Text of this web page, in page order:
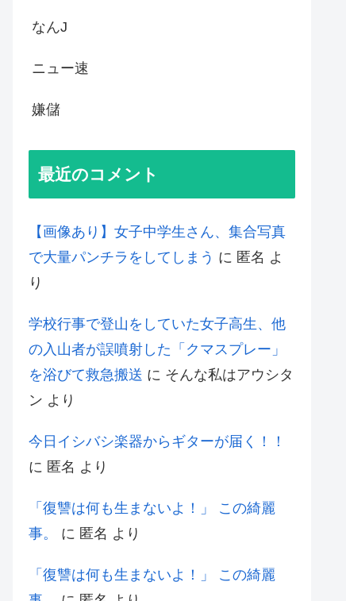
なんJ
ニュー速
嫌儲
最近のコメント
【画像あり】女子中学生さん、集合写真
で大量パンチラをしてしまう に 匿名 よ
り
学校行事で登山をしていた女子高生、他
の入山者が誤噴射した「クマスプレー」
を浴びて救急搬送 に そんな私はアウシタ
ン より
今日イシバシ楽器からギターが届く！！
に 匿名 より
「復讐は何も生まないよ！」 この綺麗
事。
に 匿名 より
「復讐は何も生まないよ！」 この綺麗